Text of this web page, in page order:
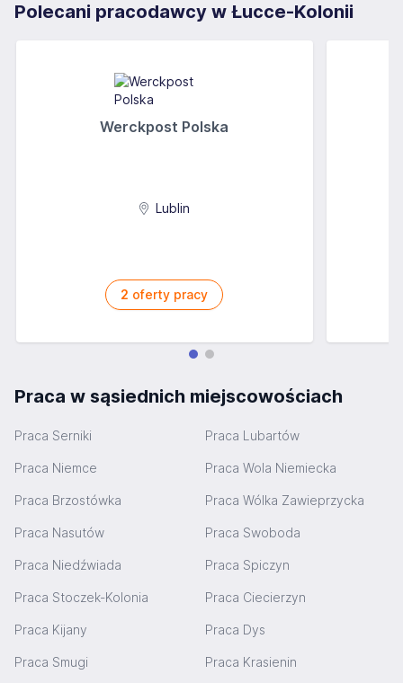
Polecani pracodawcy w Łucce-Kolonii
Werckpost Polska
Lublin
2 oferty pracy
Praca w sąsiednich miejscowościach
Praca Serniki Praca Lubartów
Praca Niemce Praca Wola Niemiecka
Praca Brzostówka Praca Wólka Zawieprzycka
Praca Nasutów Praca Swoboda
Praca Niedźwiada Praca Spiczyn
Praca Stoczek-Kolonia Praca Ciecierzyn
Praca Kijany Praca Dys
Praca Smugi Praca Krasienin